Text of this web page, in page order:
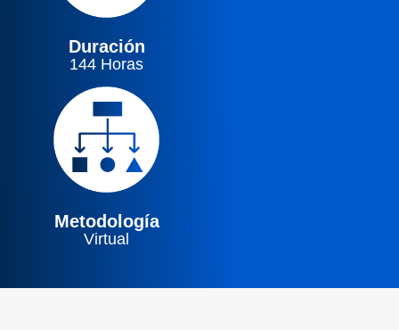
Duración
144 Horas
Metodología
Virtual